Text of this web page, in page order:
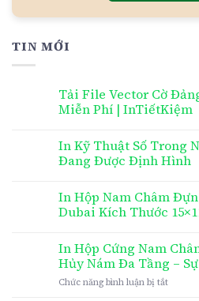
TIN MỚI
Tải File Vector Cờ
Miễn Phí | InTiếtKiệm
In Kỹ Thuật Số Trong
Đang Được Định Hình
In Hộp Nam Châm
Dubai Kích Thước
In Hộp Cứng Nam
Hủy Nám Đa Tầng –
Chức năng bình luận bị tắtở